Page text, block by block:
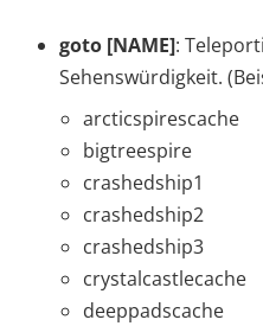
goto [NAME]:
Sehenswürdigkeit.
arcticspirescache
bigtreespire
crashedship1
crashedship2
crashedship3
crystalcastlecache
deeppadscache